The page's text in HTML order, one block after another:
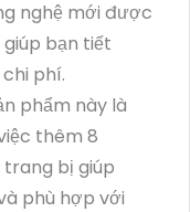
nghệ mới được
bạn tiết
phí.
phẩm này là
thêm 8
bị giúp
phù hợp với